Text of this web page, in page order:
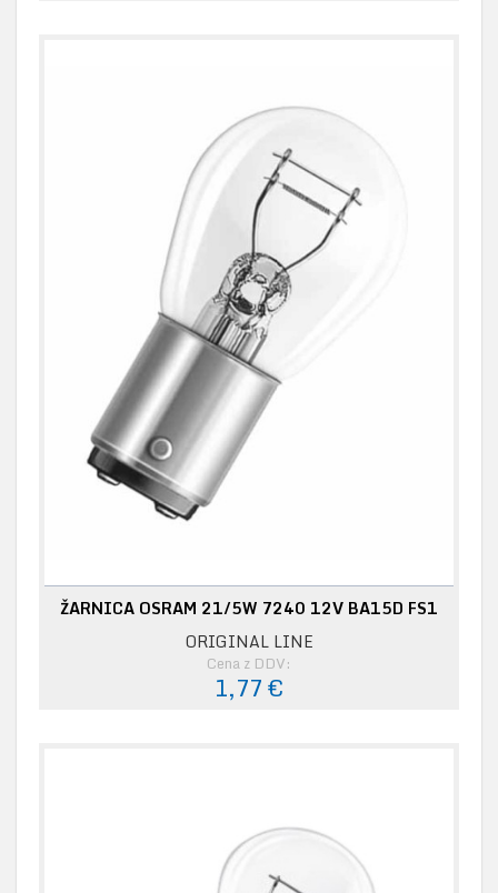
ŽARNICA OSRAM 21/5W 7240 12V BA15D FS1
ORIGINAL LINE
Cena z DDV:
1,77 €